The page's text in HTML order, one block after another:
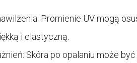
Promienie UV mogą
i elastyczną.
Skóra po opalaniu może